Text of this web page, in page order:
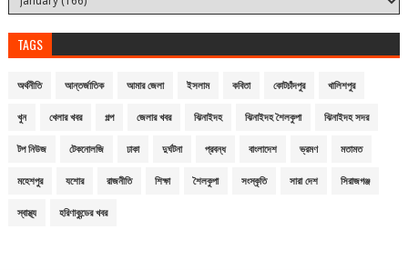
TAGS
অর্থনীতি আন্তর্জাতিক আমার জেলা ইসলাম কবিতা কোটচাঁদপুর খালিশপুর
খুন খেলার খবর গল্প জেলার খবর ঝিনাইদহ ঝিনাইদহ শৈলকুপা ঝিনাইদহ সদর
টপ নিউজ টেকনোলজি ঢাকা দুর্ঘটনা প্রবন্ধ বাংলাদেশ ভ্রমণ মতামত
মহেশপুর যশোর রাজনীতি শিক্ষা শৈলকুপা সংস্কৃতি সারা দেশ সিরাজগঞ্জ
স্বাস্থ্য হরিণাকুন্ডের খবর